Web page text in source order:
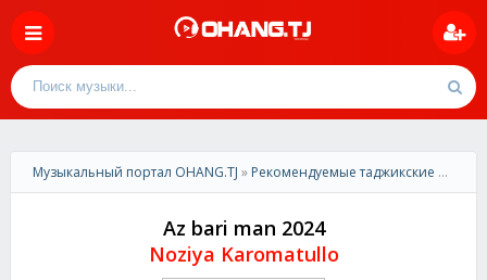
Музыкальный портал OHANG.TJ » Рекомендуемые таджикские песни
Az bari man 2024
Noziya Karomatullo